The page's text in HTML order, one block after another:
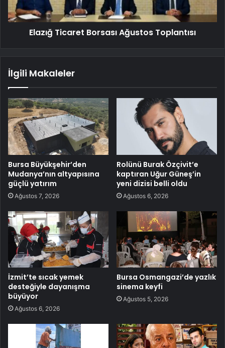
Elazığ Ticaret Borsası Ağustos Toplantısı
İlgili Makaleler
Bursa Büyükşehir’den
Mudanya’nın altyapısına
güçlü yatırım
Ağustos 7, 2026
Rolünü Burak Özçivit’e
kaptıran Uğur Güneş’in
yeni dizisi belli oldu
Ağustos 6, 2026
İzmit’te sıcak yemek
desteğiyle dayanışma
büyüyor
Ağustos 6, 2026
Bursa Osmangazi’de yazlık
sinema keyfi
Ağustos 5, 2026